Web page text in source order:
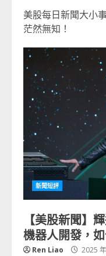
美股每日新聞大小
茫然無知！
新聞短評
【美股新聞】
機器人開發，
Ren Liao 2025